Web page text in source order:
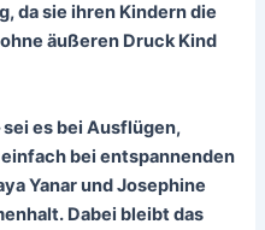
da sie ihren Kindern die
äußeren Druck Kind
es bei Ausflügen,
bei entspannenden
Yanar undJosephine
Dabei bleibt das